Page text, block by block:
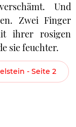
Und
Zwei Finger
ihrer rosigen
sie feuchter.
- Seite 2